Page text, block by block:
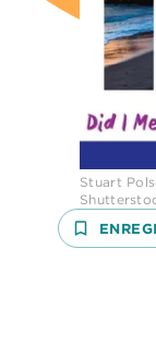
Stuart
bookmark_border